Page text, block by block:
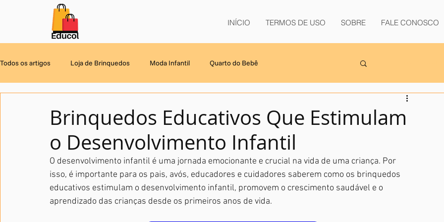
INÍCIO TERMOS DE USO SOBRE FALE CONOSCO
Todos os artigos Loja de Brinquedos Moda Infantil Quarto do Bebê
Brinquedos Educativos Que Estimulam
o Desenvolvimento Infantil
O desenvolvimento infantil é uma jornada emocionante e crucial na vida de uma criança. Por
isso, é importante para os pais, avós, educadores e cuidadores saberem como os brinquedos
educativos estimulam o desenvolvimento infantil, promovem o crescimento saudável e o
aprendizado das crianças desde os primeiros anos de vida.